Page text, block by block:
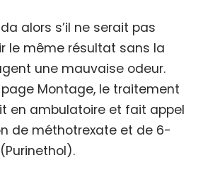
alors s’il ne serait pas
le même résultat sans la
une mauvaise odeur.
Montage, le traitement
en ambulatoire et fait appel
de méthotrexate et de 6-